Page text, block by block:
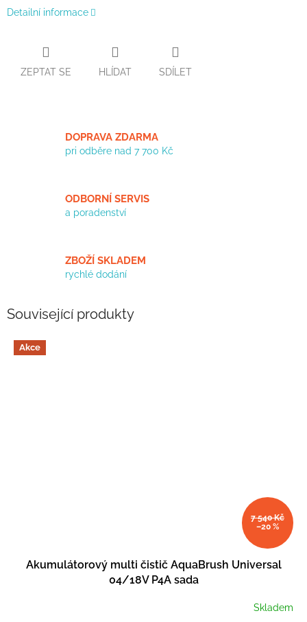
Detailní informace
ZEPTAT SE HLÍDAT SDÍLET
DOPRAVA ZDARMA
pri odběre nad 7 700 Kč
ODBORNÍ SERVIS
a poradenství
ZBOŽÍ SKLADEM
rychlé dodání
Související produkty
Akce
7 540 Kč
–20 %
Akumulátorový multi čistič AquaBrush Universal
04/18V P4A sada
Skladem